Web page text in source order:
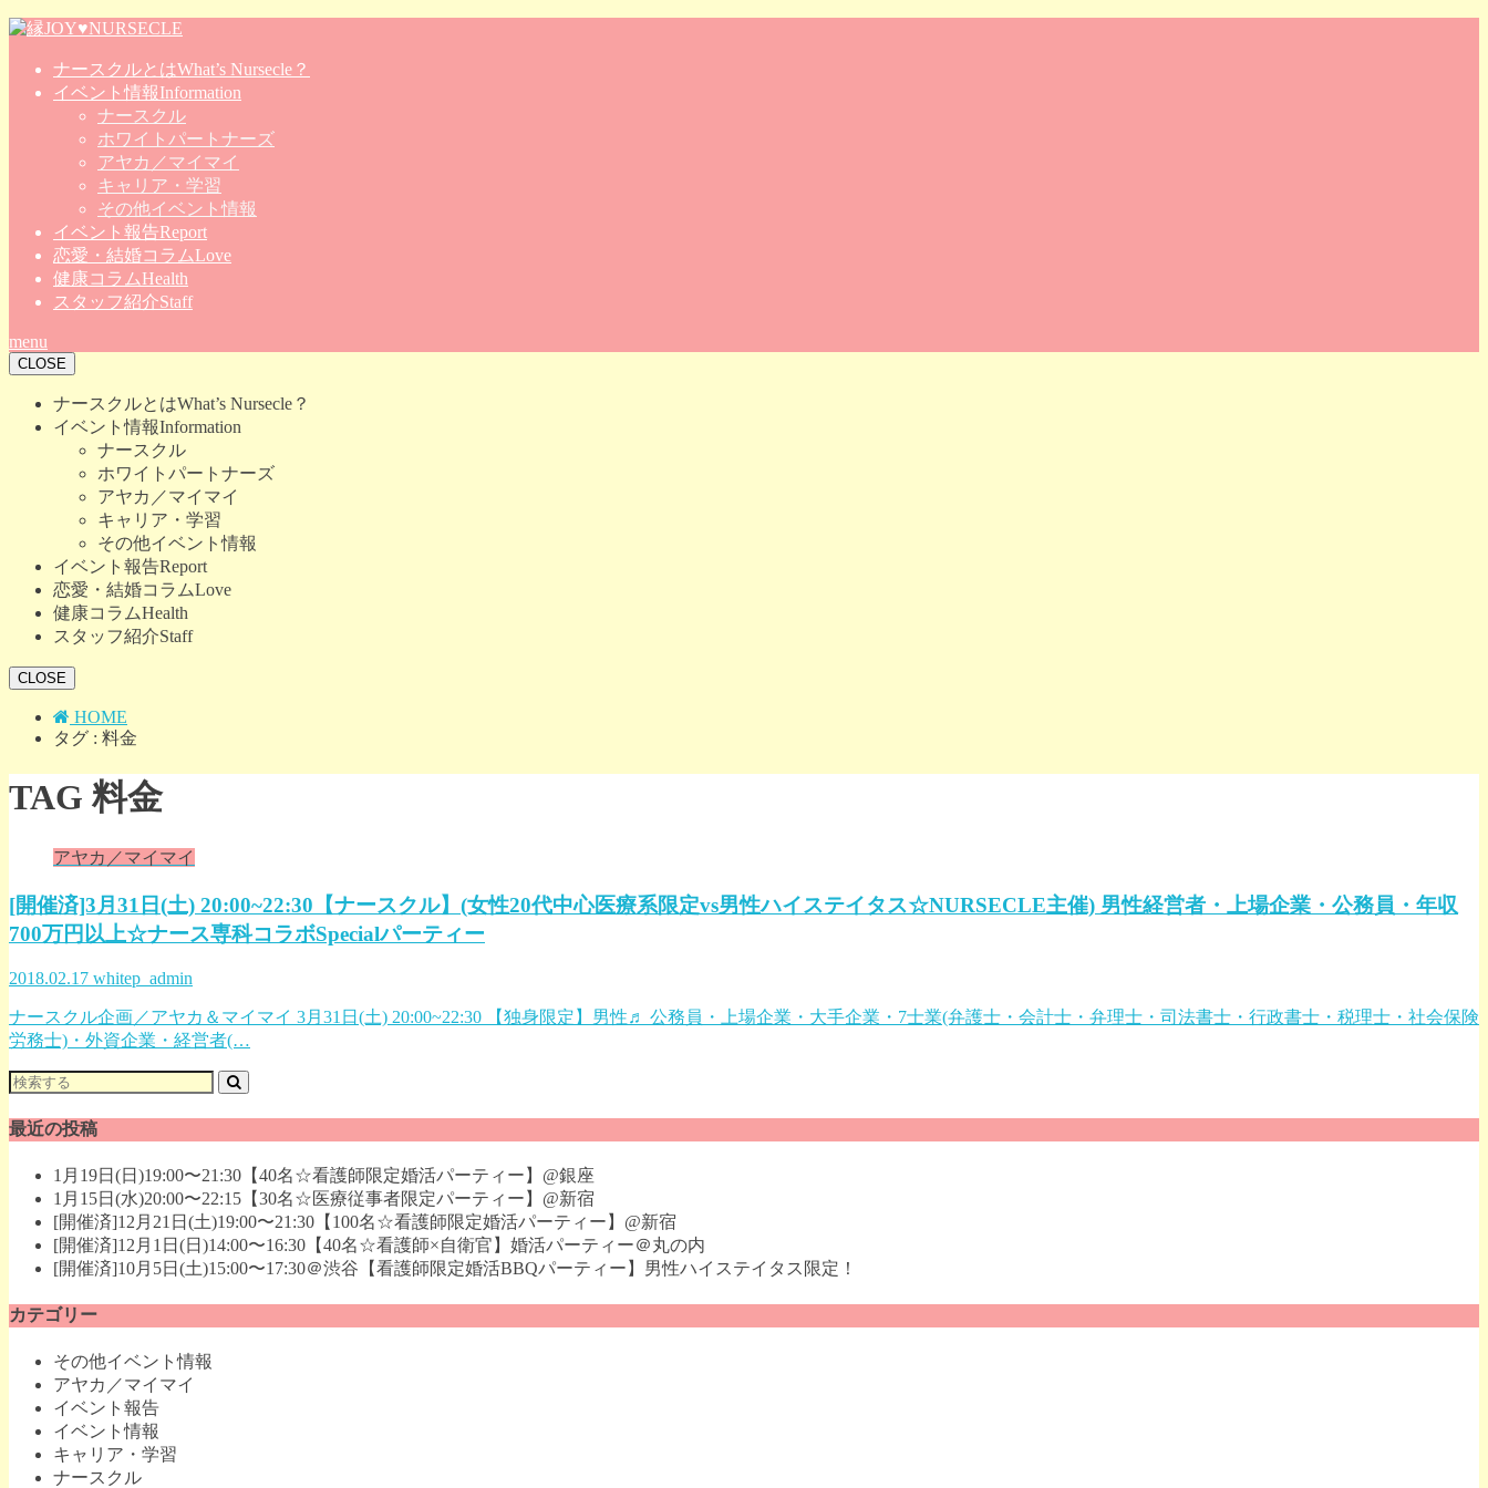
ナースクルとはWhat’s Nursecle？
イベント情報Information
ナースクル
ホワイトパートナーズ
アヤカ／マイマイ
キャリア・学習
その他イベント情報
イベント報告Report
恋愛・結婚コラムLove
健康コラムHealth
スタッフ紹介Staff
menu
CLOSE
ナースクルとはWhat’s Nursecle？
イベント情報Information
ナースクル
ホワイトパートナーズ
アヤカ／マイマイ
キャリア・学習
その他イベント情報
イベント報告Report
恋愛・結婚コラムLove
健康コラムHealth
スタッフ紹介Staff
CLOSE
HOME
タグ : 料金
TAG 料金
アヤカ／マイマイ
[開催済]3月31日(土) 20:00~22:30【ナースクル】(女性20代中心医療系限定vs男性ハイステイタス☆NURSECLE主催) 男性経営者・上場企業・公務員・年収
700万円以上☆ナース専科コラボSpecialパーティー
2018.02.17 whitep_admin
ナースクル企画／アヤカ＆マイマイ 3月31日(土) 20:00~22:30 【独身限定】男性♬ 公務員・上場企業・大手企業・7士業(弁護士・会計士・弁理士・司法書士・行政書士・税理士・社会保険
労務士)・外資企業・経営者(…
最近の投稿
1月19日(日)19:00〜21:30【40名☆看護師限定婚活パーティー】@銀座
1月15日(水)20:00〜22:15【30名☆医療従事者限定パーティー】@新宿
[開催済]12月21日(土)19:00〜21:30【100名☆看護師限定婚活パーティー】@新宿
[開催済]12月1日(日)14:00〜16:30【40名☆看護師×自衛官】婚活パーティー＠丸の内
[開催済]10月5日(土)15:00〜17:30＠渋谷【看護師限定婚活BBQパーティー】男性ハイステイタス限定！
カテゴリー
その他イベント情報
アヤカ／マイマイ
イベント報告
イベント情報
キャリア・学習
ナースクル